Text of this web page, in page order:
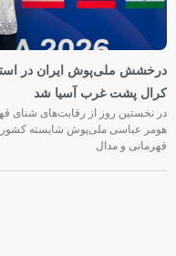
کرال پشت غرب آسیا شد
قهرمانی و مدال